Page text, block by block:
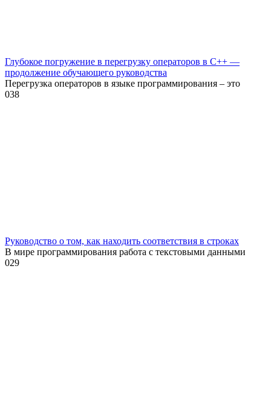
Глубокое погружение в перегрузку операторов в C++ —
продолжение обучающего руководства
Перегрузка операторов в языке программирования – это
038
Руководство о том, как находить соответствия в строках
В мире программирования работа с текстовыми данными
029